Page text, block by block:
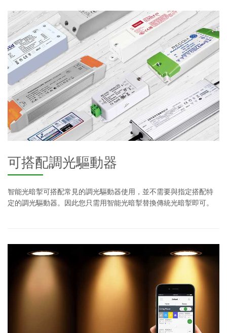
可搭配調光驅動器
智能光暗掣可搭配常見的調光驅動器使用，並不需要與指定搭配特
定的調光驅動器。因此您只需用智能光暗掣替換傳統光暗掣即可。